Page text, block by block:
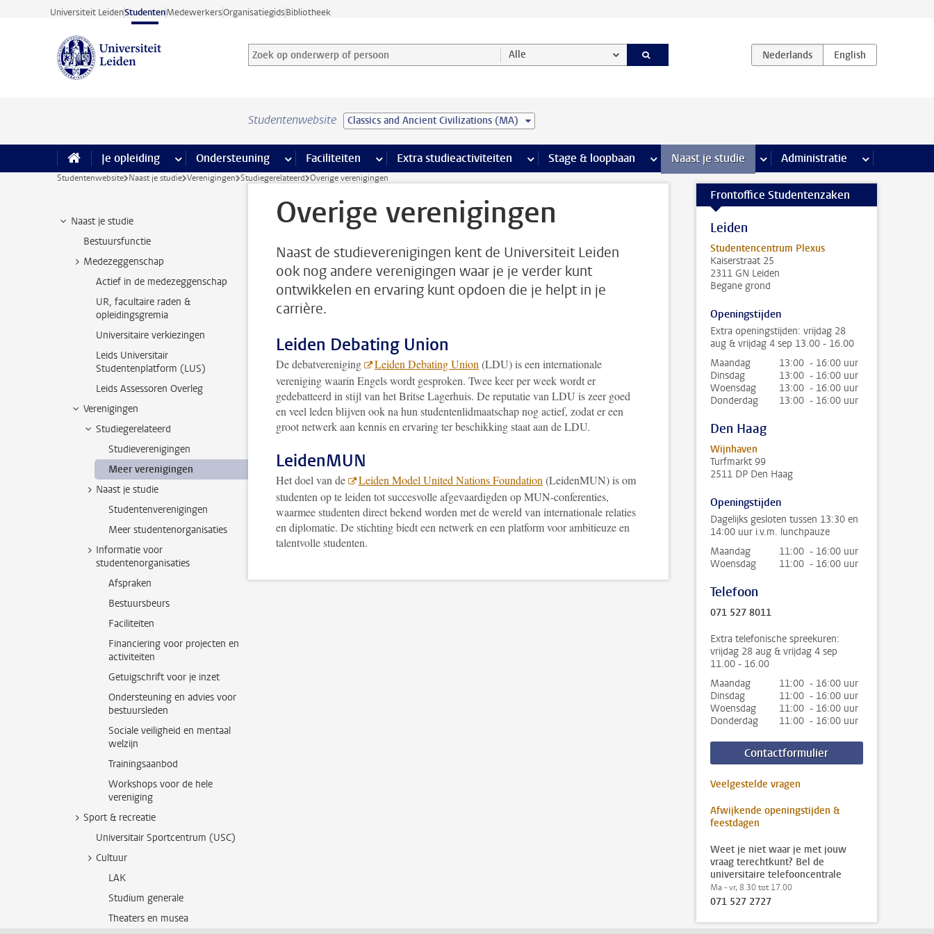
Ga direct naar de inhoud
Universiteit LeidenStudentenMedewerkersOrganisatiegidsBibliotheek
Zoek op onderwerp of persoon en selecteer categorie
Zoekterm Alle
Studentenwebsite Classics and Ancient Civilizations (MA)
Je opleiding meer Je opleiding pagina’s
Ondersteuning meer Ondersteuning pagina’s
Faciliteiten meer Faciliteiten pagina’s
Extra studieactiviteiten meer Extra studieactiviteiten pagina’s
Stage & loopbaan meer Stage & loopbaan pagina’s
Naast je studie meer Naast je studie pagina’s
Administratie meer
Studentenwebsite Naast je studie Verenigingen Studiegerelateerd Overige verenigingen
Naast je studie
Bestuursfunctie
Medezeggenschap
Actief in de medezeggenschap
UR, facultaire raden &
opleidingsgremia
Universitaire verkiezingen
Leids Universitair
Studentenplatform (LUS)
Leids Assessoren Overleg
Verenigingen
Studiegerelateerd
Studieverenigingen
Meer verenigingen
Naast je studie
Studentenverenigingen
Meer studentenorganisaties
Informatie voor
studentenorganisaties
Afspraken
Bestuursbeurs
Faciliteiten
Financiering voor projecten en
activiteiten
Getuigschrift voor je inzet
Ondersteuning en advies voor
bestuursleden
Sociale veiligheid en mentaal
welzijn
Trainingsaanbod
Workshops voor de hele
vereniging
Sport & recreatie
Universitair Sportcentrum (USC)
Cultuur
LAK
Studium generale
Theaters en musea
Overige verenigingen
Naast de studieverenigingen kent de Universiteit Leiden
ook nog andere verenigingen waar je je verder kunt
ontwikkelen en ervaring kunt opdoen die je helpt in je
carrière.
Leiden Debating Union
De debatvereniging Leiden Debating Union (LDU) is een internationale
vereniging waarin Engels wordt gesproken. Twee keer per week wordt er
gedebatteerd in stijl van het Britse Lagerhuis. De reputatie van LDU is zeer goed
en veel leden blijven ook na hun studentenlidmaatschap nog actief, zodat er een
groot netwerk aan kennis en ervaring ter beschikking staat aan de LDU.
LeidenMUN
Het doel van de Leiden Model United Nations Foundation (LeidenMUN) is om
studenten op te leiden tot succesvolle afgevaardigden op MUN-conferenties,
waarmee studenten direct bekend worden met de wereld van internationale relaties
en diplomatie. De stichting biedt een netwerk en een platform voor ambitieuze en
talentvolle studenten.
Frontoffice Studentenzaken
Leiden
Studentencentrum Plexus
Kaiserstraat 25
2311 GN Leiden
Begane grond
Openingstijden
Extra openingstijden: vrijdag 28
aug & vrijdag 4 sep 13.00 - 16.00
Maandag
13:00 - 16:00 uur
Dinsdag
13:00 - 16:00 uur
Woensdag
13:00 - 16:00 uur
Donderdag
13:00 - 16:00 uur
Den Haag
Wijnhaven
Turfmarkt 99
2511 DP Den Haag
Openingstijden
Dagelijks gesloten tussen 13:30 en
14:00 uur i.v.m. lunchpauze
Maandag
11:00 - 16:00 uur
Woensdag
11:00 - 16:00 uur
Telefoon
071 527 8011
Extra telefonische spreekuren:
vrijdag 28 aug & vrijdag 4 sep
11.00 - 16.00
Maandag
11:00 - 16:00 uur
Dinsdag
11:00 - 16:00 uur
Woensdag
11:00 - 16:00 uur
Donderdag
11:00 - 16:00 uur
Contactformulier
Veelgestelde vragen
Afwijkende openingstijden &
feestdagen
Weet je niet waar je met jouw
vraag terechtkunt? Bel de
universitaire telefooncentrale
Ma - vr, 8.30 tot 17.00
071 527 2727